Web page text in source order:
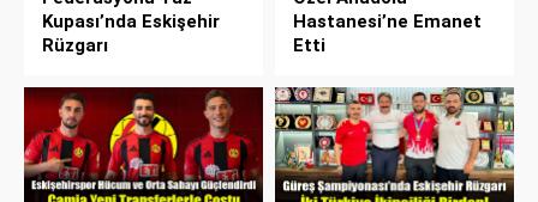
Kupası’nda Eskişehir
Rüzgarı
Hastanesi’ne Emanet
Etti